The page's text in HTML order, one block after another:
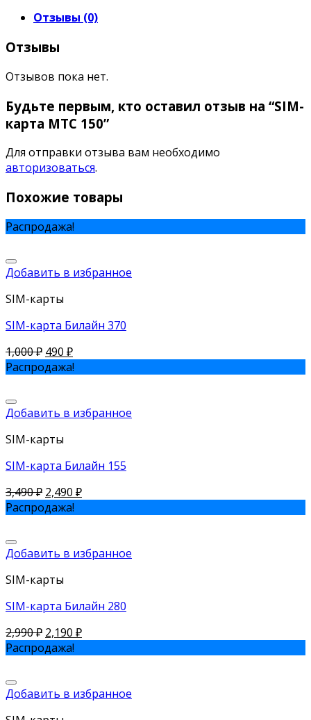
Отзывы (0)
Отзывы
Отзывов пока нет.
Будьте первым, кто оставил отзыв на “SIM-
карта МТС 150”
Для отправки отзыва вам необходимо
авторизоваться.
Похожие товары
Распродажа!
Добавить в избранное
SIM-карты
SIM-карта Билайн 370
1,000₽ 490 ₽
Распродажа!
Добавить в избранное
SIM-карты
SIM-карта Билайн 155
3,490₽ 2,490 ₽
Распродажа!
Добавить в избранное
SIM-карты
SIM-карта Билайн 280
2,990₽ 2,190 ₽
Распродажа!
Добавить в избранное